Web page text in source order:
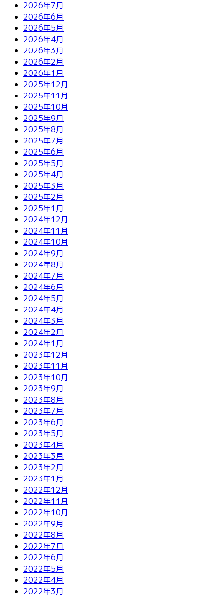
2026年7月
2026年6月
2026年5月
2026年4月
2026年3月
2026年2月
2026年1月
2025年12月
2025年11月
2025年10月
2025年9月
2025年8月
2025年7月
2025年6月
2025年5月
2025年4月
2025年3月
2025年2月
2025年1月
2024年12月
2024年11月
2024年10月
2024年9月
2024年8月
2024年7月
2024年6月
2024年5月
2024年4月
2024年3月
2024年2月
2024年1月
2023年12月
2023年11月
2023年10月
2023年9月
2023年8月
2023年7月
2023年6月
2023年5月
2023年4月
2023年3月
2023年2月
2023年1月
2022年12月
2022年11月
2022年10月
2022年9月
2022年8月
2022年7月
2022年6月
2022年5月
2022年4月
2022年3月